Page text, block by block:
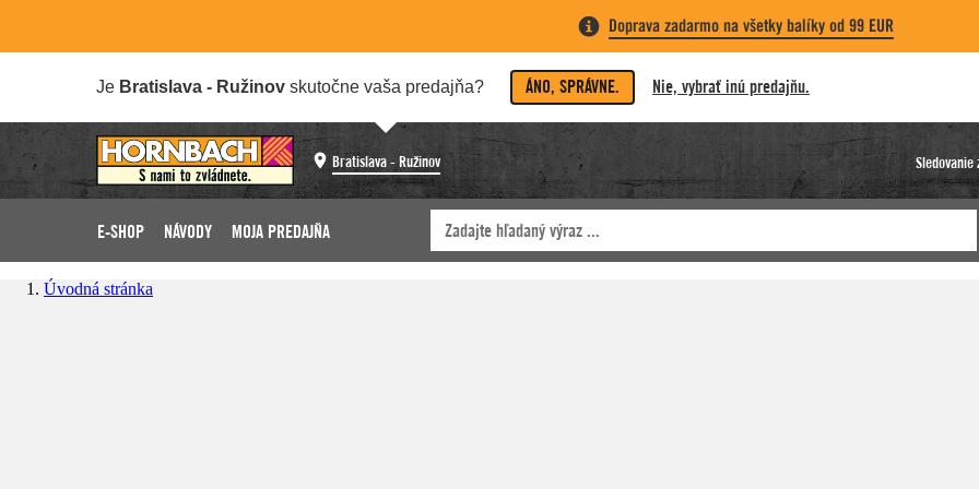
Doprava zadarmo na všetky balíky od 99 EUR
Je Bratislava - Ružinov skutočne vaša predajňa? ÁNO, SPRÁVNE. Nie, vybrať inú predajňu.
Bratislava - Ružinov Sledovanie
E-SHOP NÁVODY MOJA PREDAJŇA
Úvodná stránka